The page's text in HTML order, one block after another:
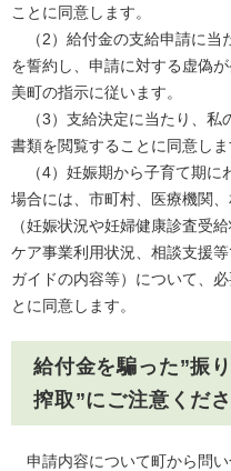
ことに同意します。
（2）給付金の支給申請に当
を誓約し、申請に対する虚偽
美町の指示に従います。
（3）支給決定に当たり、私
書類を閲覧することに同意しま
（4）妊娠期から子育て期に
場合には、市町村、医療機関
（妊娠状況や妊婦健康診査受
ケア事業利用状況、相談支援
ガイドの内容等）について、
とに同意します。
給付金を騙った”振
搾取”にご注意くださ
申請内容について町から問い